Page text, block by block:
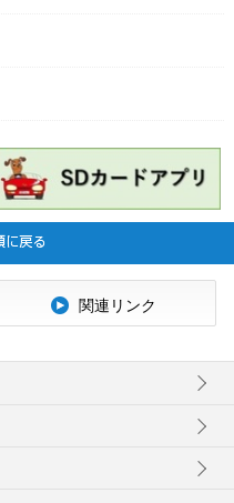
関連リンク